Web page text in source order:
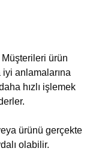
Müşterileri ürün
anlamalarına
hızlı işlemek
ürünü gerçekte
olabilir.